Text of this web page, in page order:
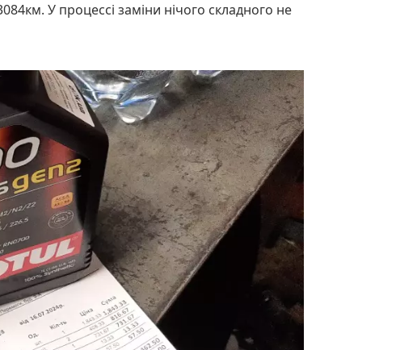
У процессі заміни нічого складного не